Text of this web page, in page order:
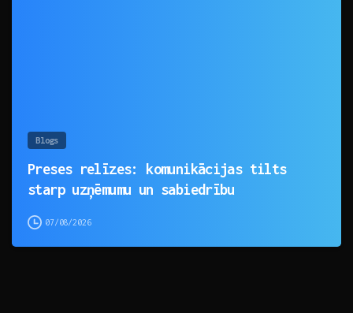
Blogs
Preses relīzes: komunikācijas tilts
starp uzņēmumu un sabiedrību
07/08/2026